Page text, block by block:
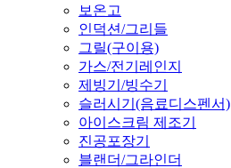
보온고
인덕션/그리들
그릴(구이용)
가스/전기레인지
제빙기/빙수기
슬러시기(음료디스펜서)
아이스크림 제조기
진공포장기
블랜더/그라인더